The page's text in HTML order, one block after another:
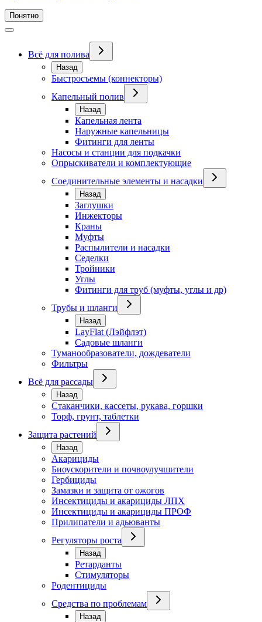
Понятно
Всё для полива
Назад
Быстросъемы (коннекторы)
Капельный полив
Назад
Капельная лента
Наружные капельницы
Фитинги для ленты
Насосы и станции для подкачки
Опрыскиватели и комплектующие
Соединительные элементы и насадки
Назад
Заглушки
Инжекторы
Краны
Муфты
Распылители и насадки
Седелки
Тройники
Углы
Фитинги для труб (муфты, углы и др)
Трубы и шланги
Назад
LayFlat (Лэйфлэт)
Садовые шланги
Туманообразователи, дождеватели
Фильтры
Всё для рассады
Назад
Стаканчики, кассеты, рукава, горшки
Торф, грунт, таблетки
Защита растений
Назад
Акарициды
Биоускорители и почвоулучшители
Гербициды
Замазки и защита от ожогов
Инсектициды и акарициды ЛПХ
Инсектициды и акарициды ПРОФ
Прилипатели и адьюванты
Регуляторы роста
Назад
Ретарданты
Стимуляторы
Родентициды
Средства по проблемам
Назад